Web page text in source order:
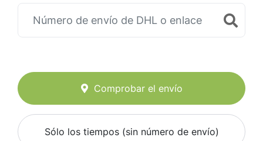
Comprobar el envío
Sólo los tiempos (sin número de envío)